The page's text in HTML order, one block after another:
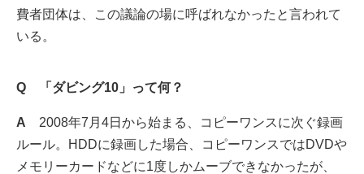
費者団体は、この議論の場に呼ばれなかったと言われて
いる。
Q 「ダビング10」って何？
A 2008年7月4日から始まる、コピーワンスに次ぐ録画
ルール。HDDに録画した場合、コピーワンスではDVDや
メモリーカードなどに1度しかムーブできなかったが、